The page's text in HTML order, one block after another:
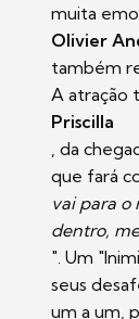
muita
Olivier
também
A atração
Priscilla
, da
que fará
vai para o
dentro,
". Um
seus
um a um,